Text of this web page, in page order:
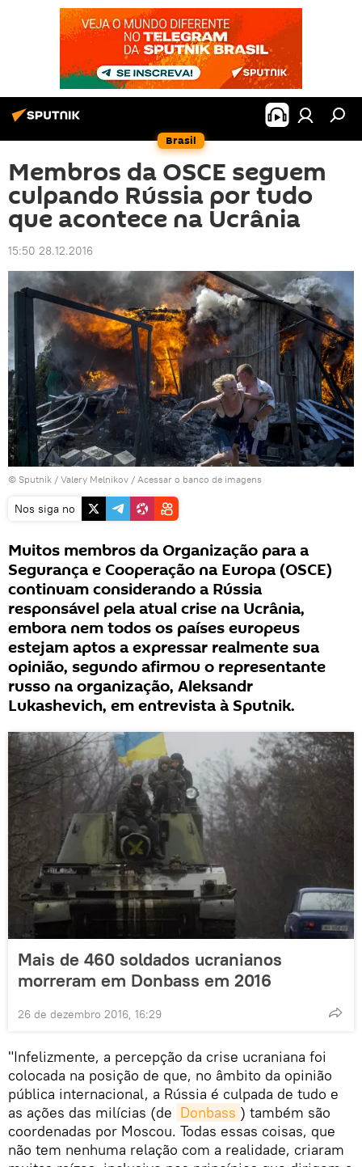
Brasil
Membros da OSCE seguem
culpando Rússia por tudo
que acontece na Ucrânia
15:50 28.12.2016
© Sputnik / Valery Melnikov / Acessar o banco de imagens
Nos siga no
Muitos membros da Organização para a
Segurança e Cooperação na Europa (OSCE)
continuam considerando a Rússia
responsável pela atual crise na Ucrânia,
embora nem todos os países europeus
estejam aptos a expressar realmente sua
opinião, segundo afirmou o representante
russo na organização, Aleksandr
Lukashevich, em entrevista à Sputnik.
Mais de 460 soldados ucranianos
morreram em Donbass em 2016
26 de dezembro 2016, 16:29
"Infelizmente, a percepção da crise ucraniana foi
colocada na posição de que, no âmbito da opinião
pública internacional, a Rússia é culpada de tudo e
as ações das milícias (de Donbass ) também são
coordenadas por Moscou. Todas essas coisas, que
não tem nenhuma relação com a realidade, criaram